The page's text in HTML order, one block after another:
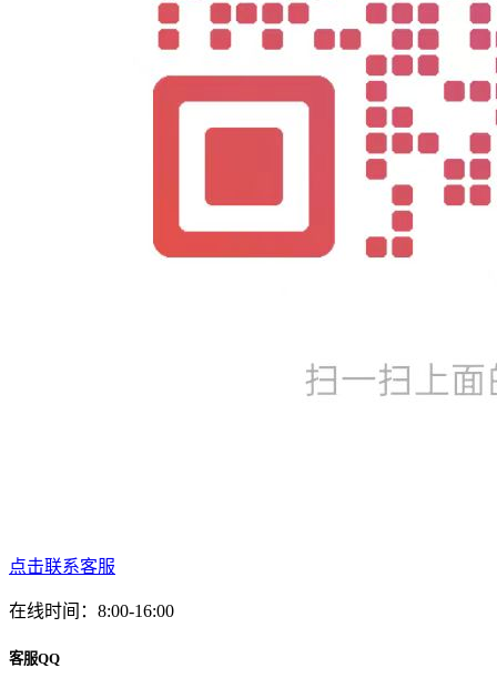
点击联系客服
在线时间：8:00-16:00
客服QQ